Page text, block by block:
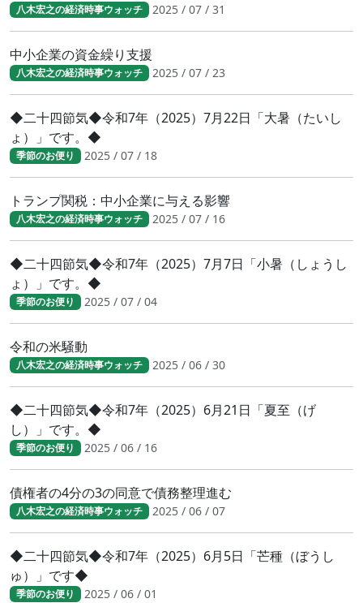
八木宏之の経済時事ウォッチ 2025 / 07 / 31
中小企業の資金繰り支援
八木宏之の経済時事ウォッチ 2025 / 07 / 23
◆二十四節気◆令和7年（2025）7月22日「大暑（たいし
ょ）」です。◆
季節のお便り 2025 / 07 / 18
トランプ関税：中小企業に与える影響
八木宏之の経済時事ウォッチ 2025 / 07 / 16
◆二十四節気◆令和7年（2025）7月7日「小暑（しょうし
ょ）」です。◆
季節のお便り 2025 / 07 / 04
令和の米騒動
八木宏之の経済時事ウォッチ 2025 / 06 / 30
◆二十四節気◆令和7年（2025）6月21日「夏至（げ
し）」です。◆
季節のお便り 2025 / 06 / 16
債権者の4分の3の同意で債務整理進む
八木宏之の経済時事ウォッチ 2025 / 06 / 07
◆二十四節気◆令和7年（2025）6月5日「芒種（ぼうし
ゅ）」です◆
季節のお便り 2025 / 06 / 01